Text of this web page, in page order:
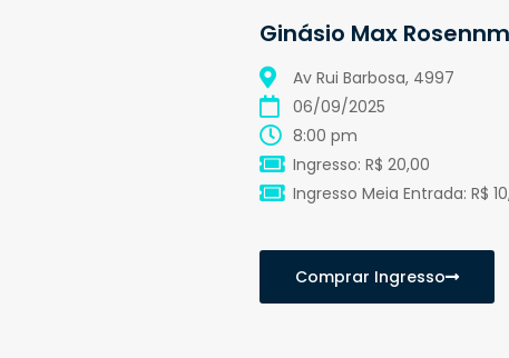
Ginásio Max
Av Rui Barbosa, 4997
06/09/2025
8:00 pm
Ingresso: R$ 20,00
Ingresso Meia Entrada: R$
Comprar Ingresso